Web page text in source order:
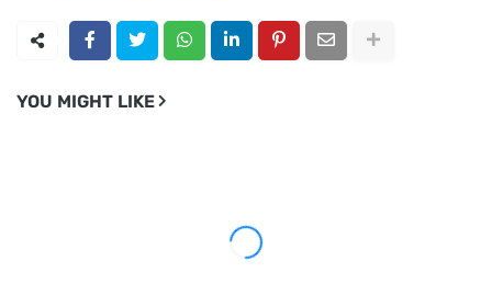
YOU MIGHT LIKE